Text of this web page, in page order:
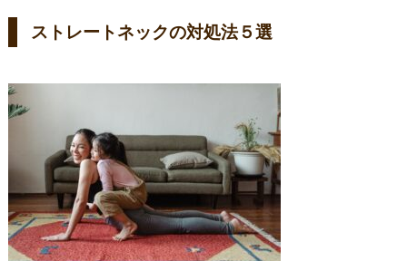
ストレートネックの対処法５選